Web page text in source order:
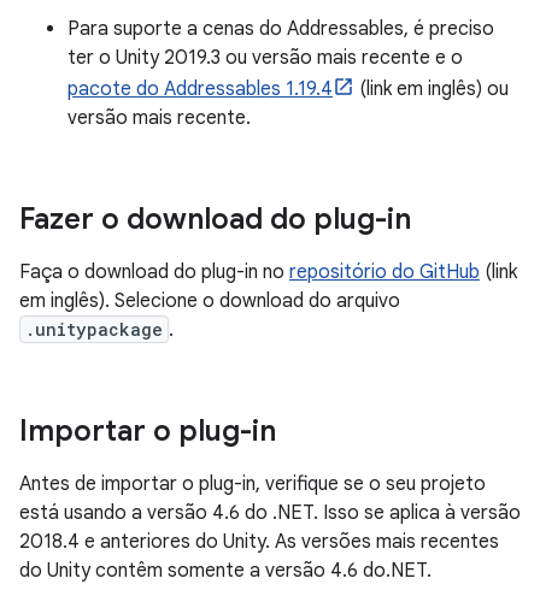
Para suporte a cenas do Addressables, é preciso
ter o Unity 2019.3 ou versão mais recente e o
pacote do Addressables 1.19.4
(link em inglês) ou
versão mais recente.
Fazer o download do plug-in
Faça o download do plug-in no repositório do GitHub (link
em inglês). Selecione o download do arquivo
.unitypackage .
Importar o plug-in
Antes de importar o plug-in, verifique se o seu projeto
está usando a versão 4.6 do .NET. Isso se aplica à versão
2018.4 e anteriores do Unity. As versões mais recentes
do Unity contêm somente a versão 4.6 do.NET.